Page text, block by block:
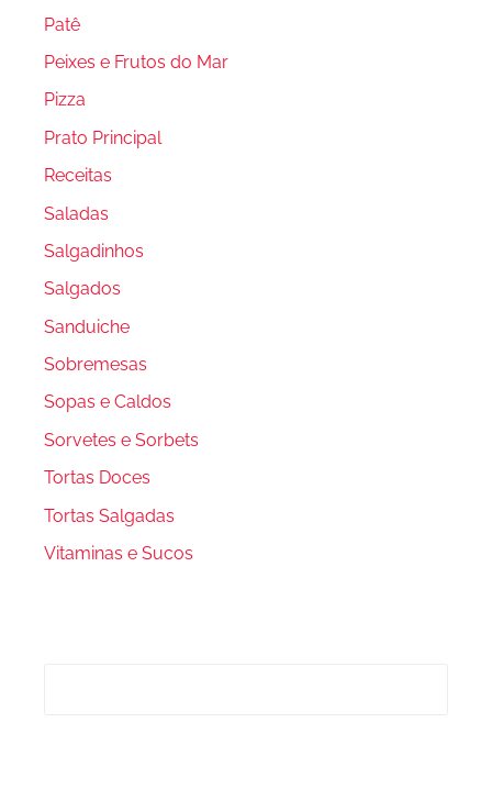
Patê
Peixes e Frutos do Mar
Pizza
Prato Principal
Receitas
Saladas
Salgadinhos
Salgados
Sanduiche
Sobremesas
Sopas e Caldos
Sorvetes e Sorbets
Tortas Doces
Tortas Salgadas
Vitaminas e Sucos